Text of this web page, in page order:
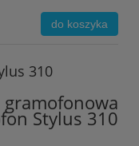
do koszyka
310
gramofonowa
Stylus 310